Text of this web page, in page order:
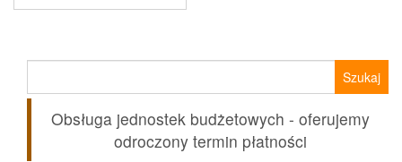
Obsługa jednostek budżetowych - oferujemy
odroczony termin płatności